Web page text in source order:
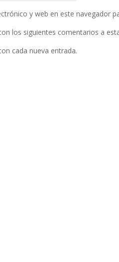
y web en este navegador
los siguientes comentarios a
cada nueva entrada.